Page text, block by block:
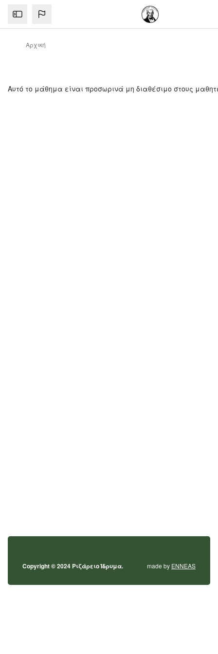
Αρχική
Αυτό το μάθημα είναι προσωρινά μη διαθέσιμο στους
Copyright © 2024 Ριζάρειο Ίδρυμα. made by ENNEAS